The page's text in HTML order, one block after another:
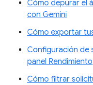
Cómo depurar el
con Gemini
Cómo exportar
Configuración de
panel Rendimiento
Cómo filtrar